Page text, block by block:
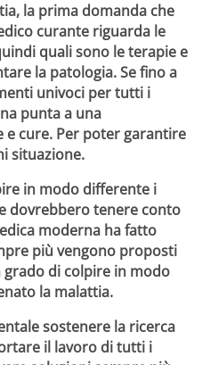
, la prima domanda che
curante riguarda le
quali sono le terapie e
la patologia. Se fino a
univoci per tutti i
punta a una
e cure. Per poter garantire
situazione.
in modo differente i
dovrebbero tenere conto
moderna ha fatto
più vengono proposti
di colpire in modo
la malattia.
sostenere la ricerca
il lavoro di tutti i